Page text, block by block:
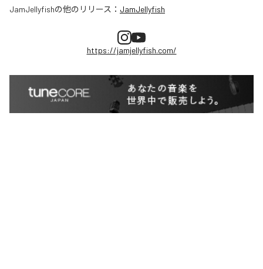
JamJellyfishの他のリリース： JamJellyfish
https://jamjellyfish.com/